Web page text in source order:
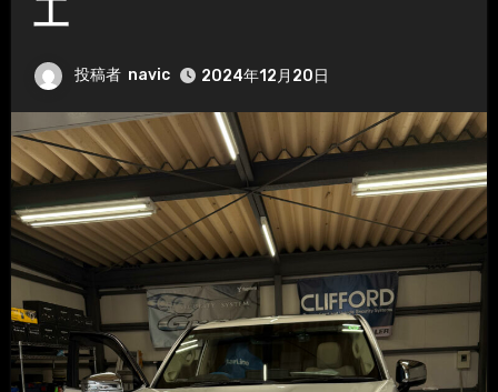
工
投稿者 navic 2024年12月20日